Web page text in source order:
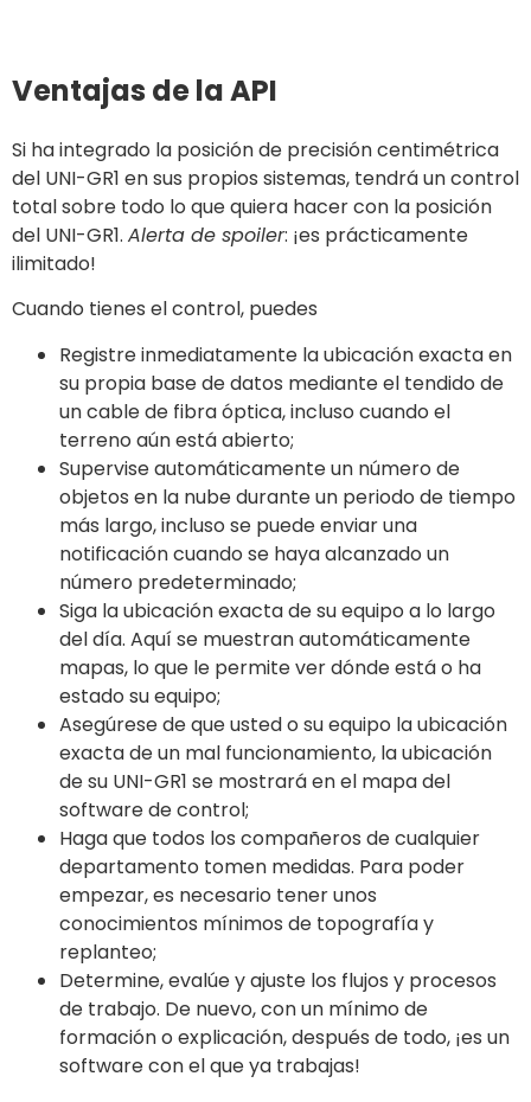
Ventajas de la API
Si ha integrado la posición de precisión centimétrica
del UNI-GR1 en sus propios sistemas, tendrá un control
total sobre todo lo que quiera hacer con la posición
del UNI-GR1. Alerta de spoiler: ¡es prácticamente
ilimitado!
Cuando tienes el control, puedes
Registre inmediatamente la ubicación exacta en
su propia base de datos mediante el tendido de
un cable de fibra óptica, incluso cuando el
terreno aún está abierto;
Supervise automáticamente un número de
objetos en la nube durante un periodo de tiempo
más largo, incluso se puede enviar una
notificación cuando se haya alcanzado un
número predeterminado;
Siga la ubicación exacta de su equipo a lo largo
del día. Aquí se muestran automáticamente
mapas, lo que le permite ver dónde está o ha
estado su equipo;
Asegúrese de que usted o su equipo la ubicación
exacta de un mal funcionamiento, la ubicación
de su UNI-GR1 se mostrará en el mapa del
software de control;
Haga que todos los compañeros de cualquier
departamento tomen medidas. Para poder
empezar, es necesario tener unos
conocimientos mínimos de topografía y
replanteo;
Determine, evalúe y ajuste los flujos y procesos
de trabajo. De nuevo, con un mínimo de
formación o explicación, después de todo, ¡es un
software con el que ya trabajas!